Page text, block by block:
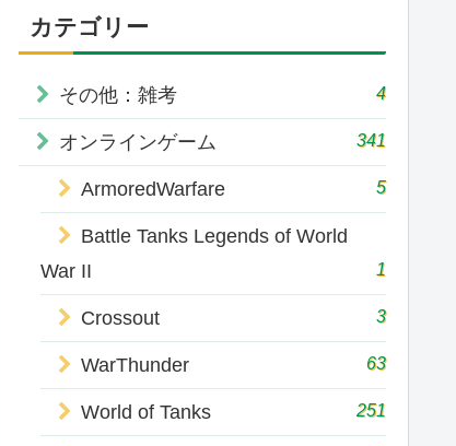
カテゴリー
その他：雑考 4
オンラインゲーム 341
ArmoredWarfare 5
Battle Tanks Legends of World
War II
1
Crossout 3
WarThunder 63
World of Tanks 251